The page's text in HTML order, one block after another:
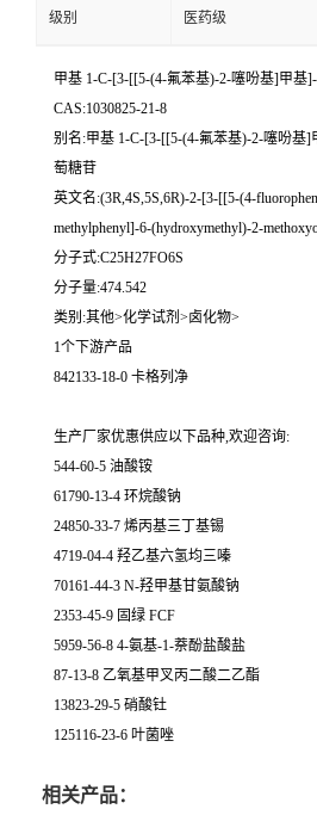
级别 医药级
甲基 1-C-[3-[[5-(4-氟苯基)-2-噻吩基]甲基
CAS:1030825-21-8
别名:甲基 1-C-[3-[[5-(4-氟苯基)-2-噻吩基
萄糖苷
英文名:(3R,4S,5S,6R)-2-[3-[[5-(4-
methylphenyl]-6-(hydroxymethyl)-2-
分子式:C25H27FO6S
分子量:474.542
类别:其他>化学试剂>卤化物>
1个下游产品
842133-18-0 卡格列净
生产厂家优惠供应以下品种,欢迎咨询:
544-60-5 油酸铵
61790-13-4 环烷酸钠
24850-33-7 烯丙基三丁基锡
4719-04-4 羟乙基六氢均三嗪
70161-44-3 N-羟甲基甘氨酸钠
2353-45-9 固绿 FCF
5959-56-8 4-氨基-1-萘酚盐酸盐
87-13-8 乙氧基甲叉丙二酸二乙酯
13823-29-5 硝酸钍
125116-23-6 叶菌唑
相关产品：